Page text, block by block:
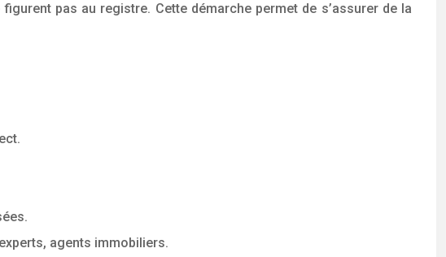
pas au registre. Cette démarche permet de s’assurer de la
agents immobiliers.